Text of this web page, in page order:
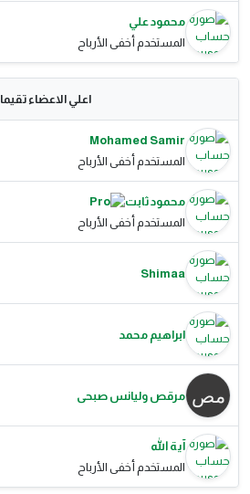
محمود علي
المستخدم أخفى الأرباح
اعلي الاعضاء تقيما
Mohamed Samir
المستخدم أخفى الأرباح
محمود ثابت
المستخدم أخفى الأرباح
Shimaa
ابراهيم محمد
مرقص وليانس صبحى
آية الله
المستخدم أخفى الأرباح